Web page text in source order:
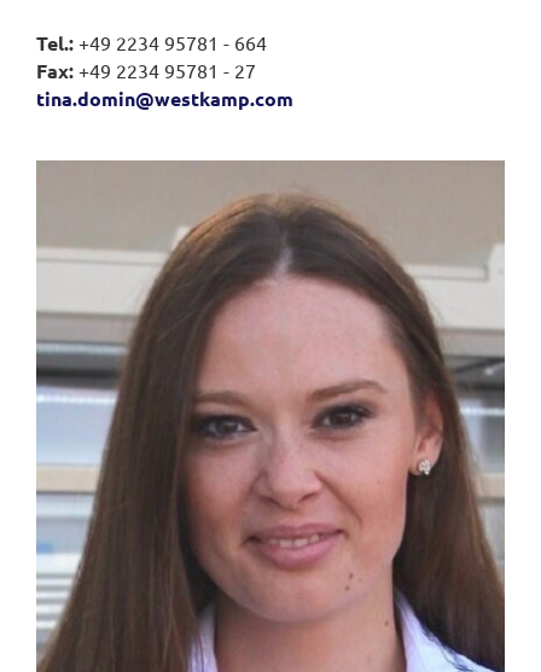
Tel.: +49 2234 95781 - 664
Fax: +49 2234 95781 - 27
tina.domin@westkamp.com